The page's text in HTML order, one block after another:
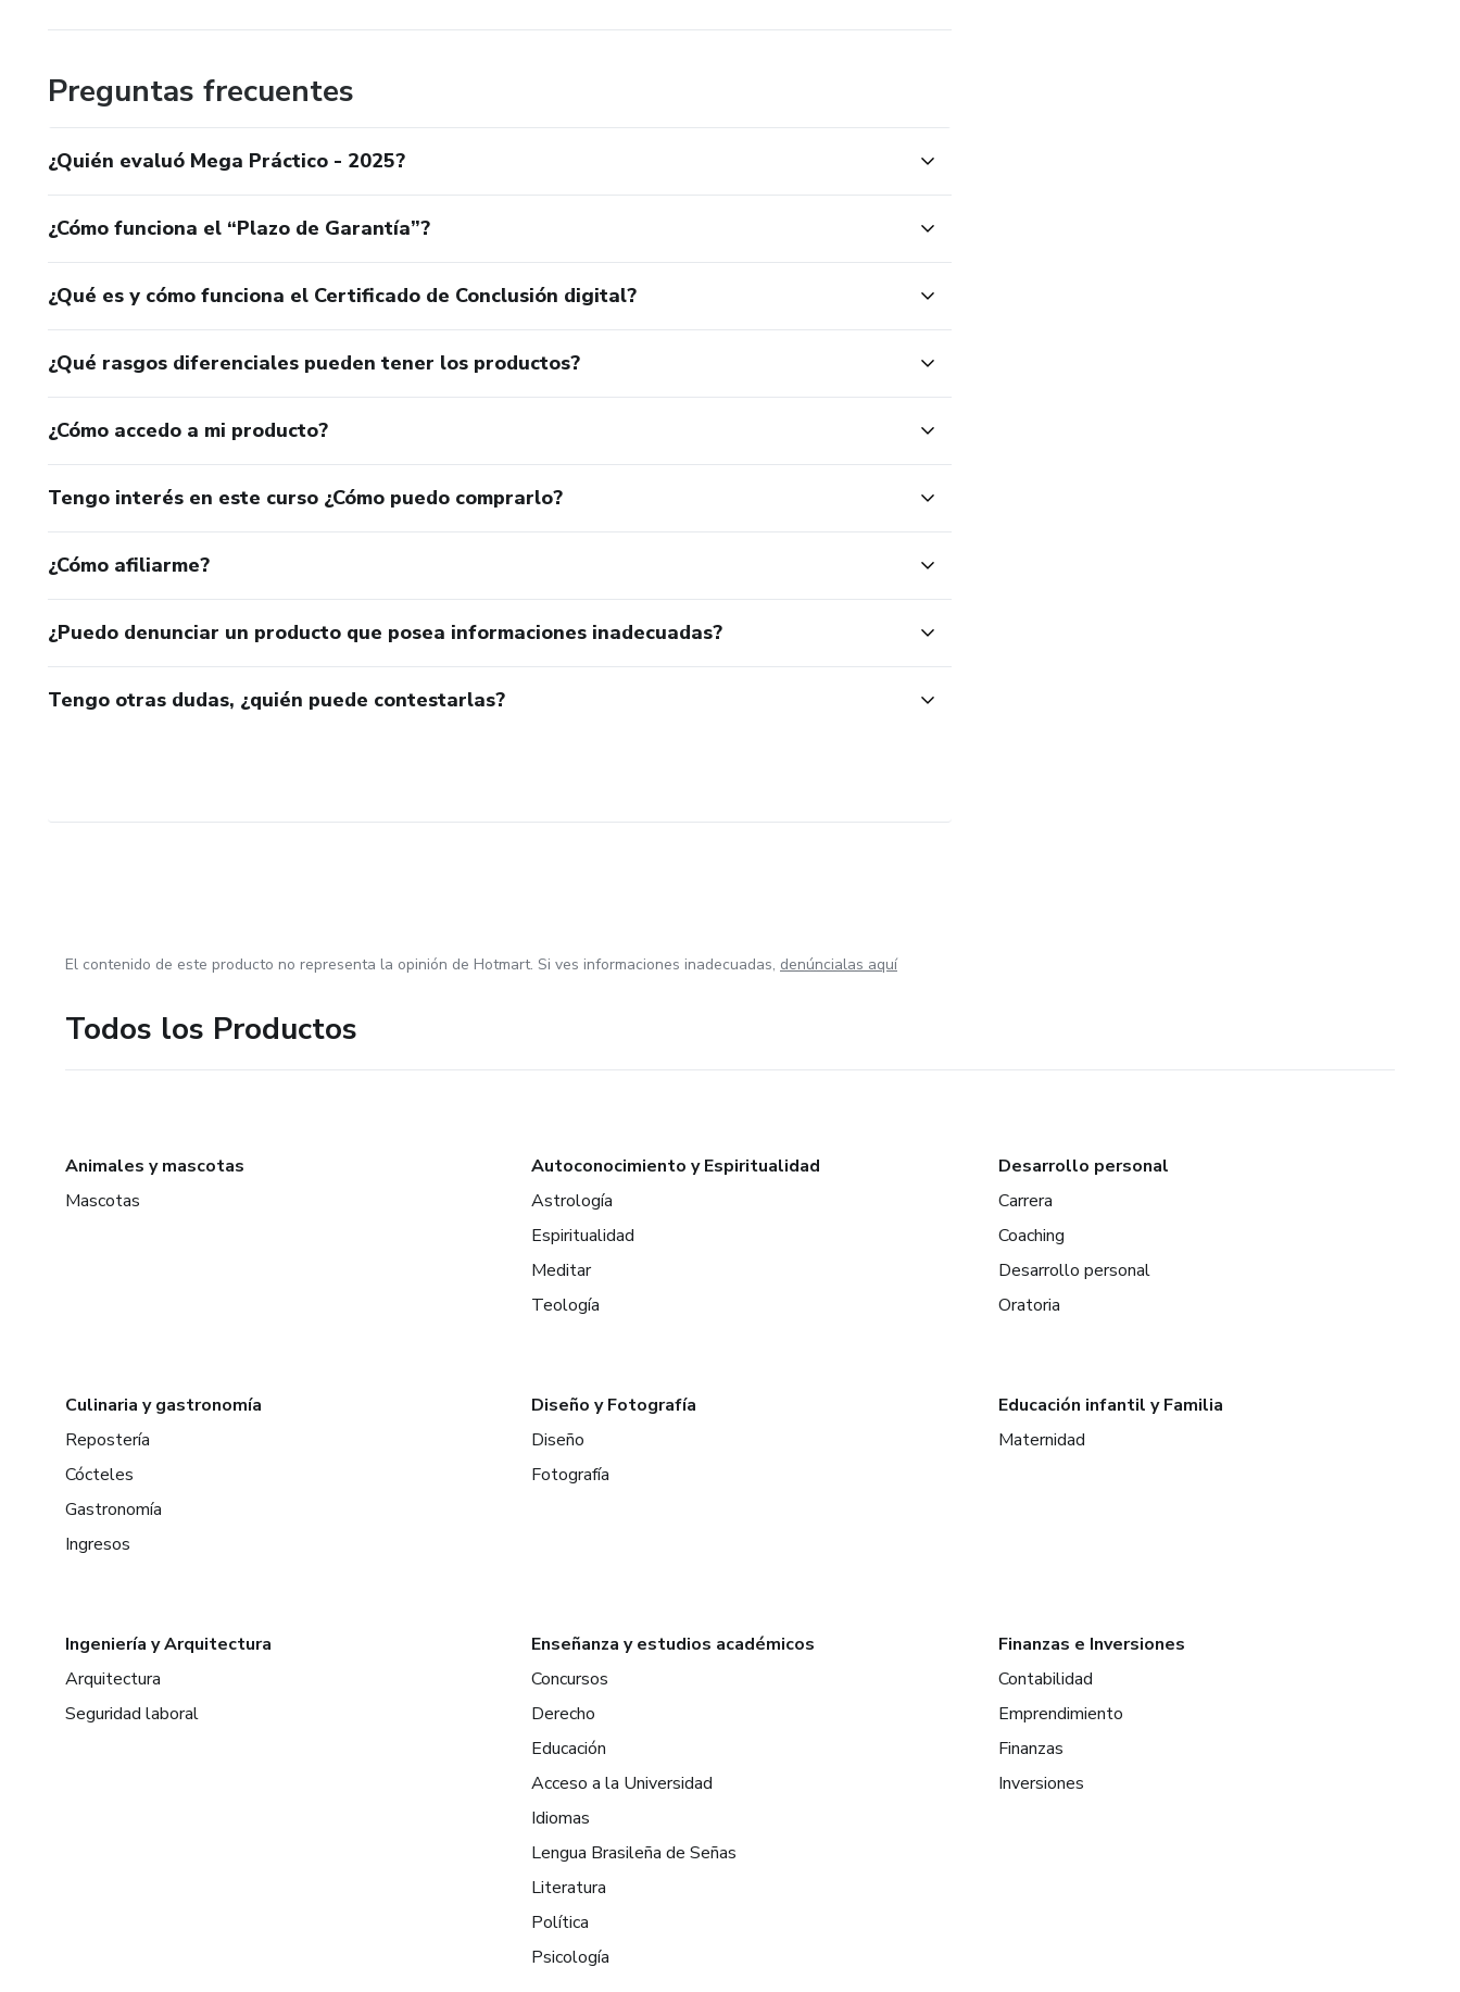
Preguntas frecuentes
¿Quién evaluó Mega Práctico - 2025?
¿Cómo funciona el “Plazo de Garantía”?
¿Qué es y cómo funciona el Certificado de Conclusión digital?
¿Qué rasgos diferenciales pueden tener los productos?
¿Cómo accedo a mi producto?
Tengo interés en este curso ¿Cómo puedo comprarlo?
¿Cómo afiliarme?
¿Puedo denunciar un producto que posea informaciones inadecuadas?
Tengo otras dudas, ¿quién puede contestarlas?
El contenido de este producto no representa la opinión de Hotmart. Si ves informaciones inadecuadas, denúncialas aquí
Todos los Productos
Animales y mascotas
Mascotas
Autoconocimiento y Espiritualidad
Astrología
Espiritualidad
Meditar
Teología
Desarrollo personal
Carrera
Coaching
Desarrollo personal
Oratoria
Culinaria y gastronomía
Repostería
Cócteles
Gastronomía
Ingresos
Diseño y Fotografía
Diseño
Fotografía
Educación infantil y Familia
Maternidad
Ingeniería y Arquitectura
Arquitectura
Seguridad laboral
Enseñanza y estudios académicos
Concursos
Derecho
Educación
Acceso a la Universidad
Idiomas
Lengua Brasileña de Señas
Literatura
Política
Psicología
Finanzas e Inversiones
Contabilidad
Emprendimiento
Finanzas
Inversiones